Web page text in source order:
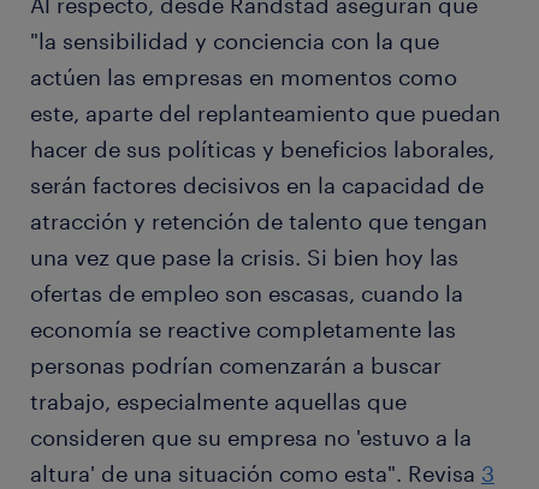
"la sensibilidad y conciencia con la que
actúen las empresas en momentos como
este, aparte del replanteamiento que puedan
hacer de sus políticas y beneficios laborales,
serán factores decisivos en la capacidad de
atracción y retención de talento que tengan
una vez que pase la crisis. Si bien hoy las
ofertas de empleo son escasas, cuando la
economía se reactive completamente las
personas podrían comenzarán a buscar
trabajo, especialmente aquellas que
consideren que su empresa no 'estuvo a la
altura' de una situación como esta". Revisa 3